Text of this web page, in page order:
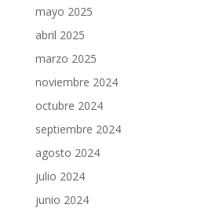
mayo 2025
abril 2025
marzo 2025
noviembre 2024
octubre 2024
septiembre 2024
agosto 2024
julio 2024
junio 2024